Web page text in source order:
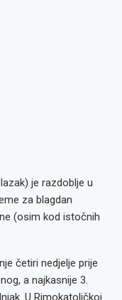
je razdoblje u
za blagdan
(osim kod istočnih
četiri nedjelje prije
a najkasnije 3.
U Rimokatoličkoj